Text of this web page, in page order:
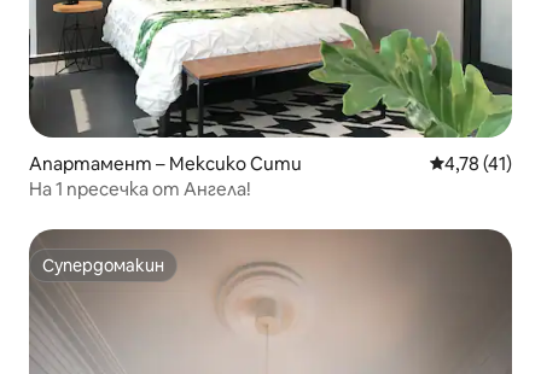
Апартамент – Мексико Сити Средна
4,78 (41)
На 1 пресечка от Ангела!
Супердомакин
Супердомакин